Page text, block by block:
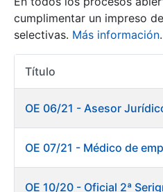
Mostrar/Ocultar
Mostrar/Ocultar
cumplimentar un impreso
selectivas. Más información.
Título
OE 06/21 - Asesor
OE 07/21 - Médico de
OE 10/20 - Oficial 2ª